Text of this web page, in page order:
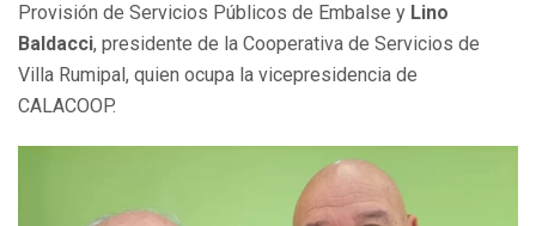
Provisión de Servicios Públicos de Embalse y Lino
Baldacci, presidente de la Cooperativa de Servicios de
Villa Rumipal, quien ocupa la vicepresidencia de
CALACOOP.